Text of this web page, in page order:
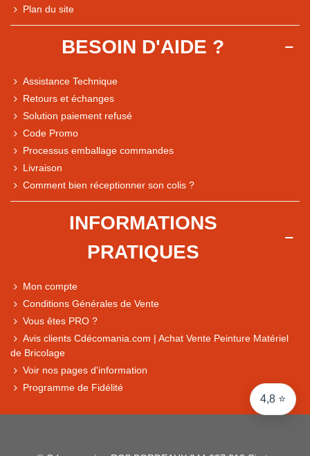
4,8 ⭐
Comparaison des performances du magasin
Express, Chez vous, Point relais, Retrait magasin
Plan du site
BESOIN D'AIDE ?
Assistance Technique
Retours et échanges
Solution paiement refusé
Code Promo
Processus emballage commandes
Livraison
Comment bien réceptionner son colis ?
INFORMATIONS
PRATIQUES
Mon compte
Conditions Générales de Vente
Vous êtes PRO ?
Avis clients Cdécomania.com | Achat Vente Peinture Matériel
de Bricolage
Voir nos pages d'information
Programme de Fidélité